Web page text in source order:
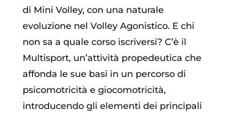
di Mini Volley, con una naturale
evoluzione nel Volley Agonistico. E chi
non sa a quale corso iscriversi? C’è il
Multisport, un’attività propedeutica che
affonda le sue basi in un percorso di
psicomotricità e giocomotricità,
introducendo gli elementi dei principali